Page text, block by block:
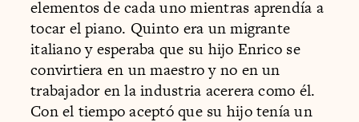
elementos de cada uno mientras aprendía a
tocar el piano. Quinto era un migrante
italiano y esperaba que su hijo Enrico se
convirtiera en un maestro y no en un
trabajador en la industria acerera como él.
Con el tiempo aceptó que su hijo tenía un